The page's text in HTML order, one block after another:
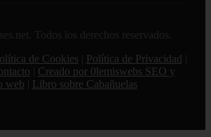
Todos los derechos reservados.
de Cookies Política de Privacidad
Creado por 0lemiswebs SEO y
web
Libro sobre Cabañuelas